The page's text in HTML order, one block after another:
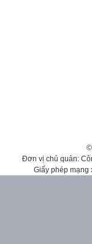
Đơn vị chủ quản:
Giấy phép mạng